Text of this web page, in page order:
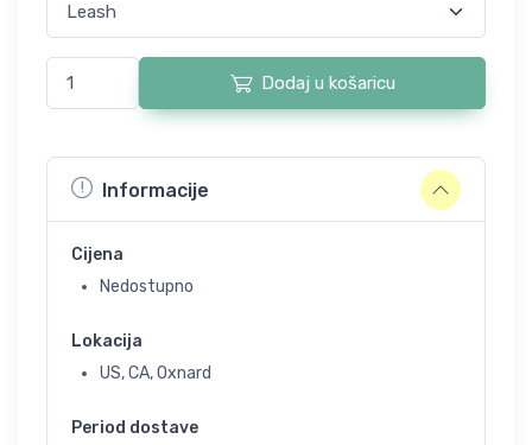
Dodaj u košaricu
Informacije
Cijena
Nedostupno
Lokacija
US, CA, Oxnard
Period dostave